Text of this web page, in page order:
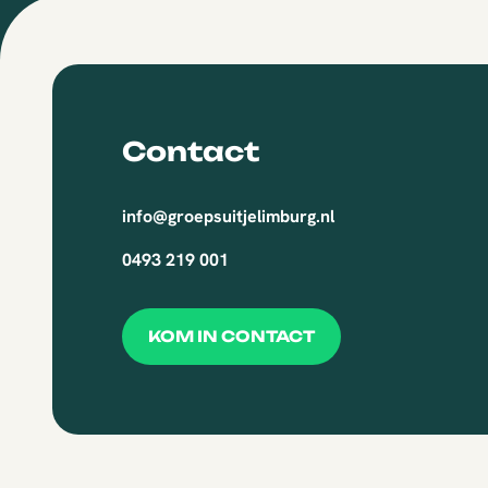
Contact
info@groepsuitjelimburg.nl
0493 219 001
KOM IN CONTACT